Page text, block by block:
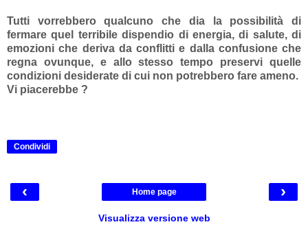
Tutti vorrebbero qualcuno che dia la possibilità di
fermare quel terribile dispendio di energia, di salute, di
emozioni che deriva da conflitti e dalla confusione che
regna ovunque, e allo stesso tempo preservi quelle
condizioni desiderate di cui non potrebbero fare ameno.
Vi piacerebbe ?
Condividi
‹ ›
Home page
Visualizza versione web